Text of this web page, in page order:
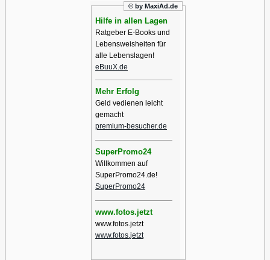
© by MaxiAd.de
Hilfe in allen Lagen
Ratgeber E-Books und
Lebensweisheiten für
alle Lebenslagen!
eBuuX.de
Mehr Erfolg
Geld vedienen leicht
gemacht
premium-besucher.de
SuperPromo24
Willkommen auf
SuperPromo24.de!
SuperPromo24
www.fotos.jetzt
www.fotos.jetzt
www.fotos.jetzt